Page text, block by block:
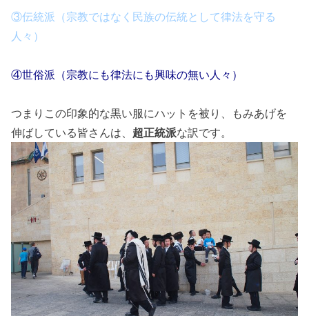
③伝統派（宗教ではなく民族の伝統として律法を守る
人々）
④世俗派（宗教にも律法にも興味の無い人々）
つまりこの印象的な黒い服にハットを被り、もみあげを
伸ばしている皆さんは、 超正統派な訳です。